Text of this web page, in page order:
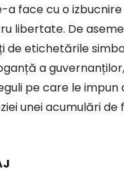
a face cu o
libertate. De
de etichetările
a
pe care le impun
unei acumulări de